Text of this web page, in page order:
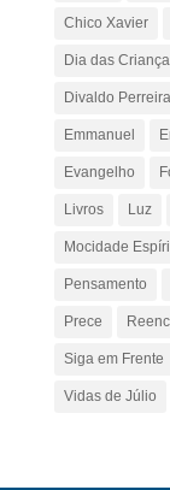
Chico Xavier
Dia das
Divaldo
Emmanuel
Evangelho
Livros Luz
Mocidade
Pensamento
Prece
Siga em Frente
Vidas de Júlio